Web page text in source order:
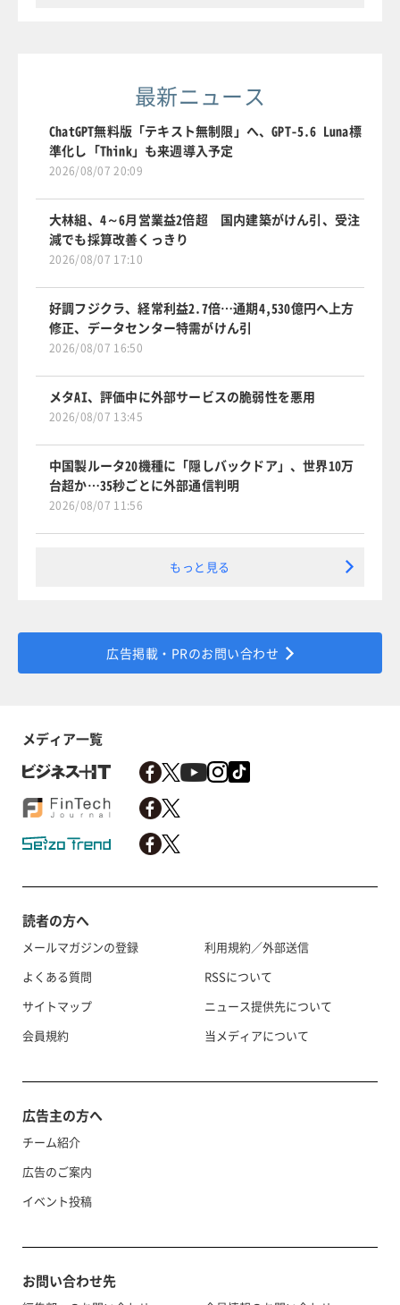
最新ニュース
ChatGPT無料版「テキスト無制限」へ、GPT-5.6 Luna標
準化し「Think」も来週導入予定
2026/08/07 20:09
大林組、4～6月営業益2倍超 国内建築がけん引、受注
減でも採算改善くっきり
2026/08/07 17:10
好調フジクラ、経常利益2.7倍…通期4,530億円へ上方
修正、データセンター特需がけん引
2026/08/07 16:50
メタAI、評価中に外部サービスの脆弱性を悪用
2026/08/07 13:45
中国製ルータ20機種に「隠しバックドア」、世界10万
台超か…35秒ごとに外部通信判明
2026/08/07 11:56
もっと見る
広告掲載・PRのお問い合わせ
メディア一覧
読者の方へ
メールマガジンの登録
よくある質問
サイトマップ
会員規約
利用規約／外部送信
RSSについて
ニュース提供先について
当メディアについて
広告主の方へ
チーム紹介
広告のご案内
イベント投稿
お問い合わせ先